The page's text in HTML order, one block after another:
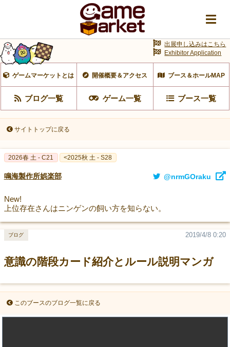
ゲームマーケットとは 開催概要＆アクセス ブース＆ホールMAP
ブログ一覧 ゲーム一覧 ブース一覧
出展申し込みはこちら
Exhibitor Application
サイトトップに戻る
2026春 土 - C21 <2025秋 土 - S28
鳴海製作所娯楽部 @nrmGOraku
New!
上位存在さんはニンゲンの飼い方を知らない。
意識の階段カード紹介とルール説明マンガ
2019/4/8 0:20
ブログ
このブースのブログ一覧に戻る